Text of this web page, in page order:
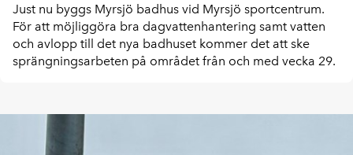
Just nu byggs Myrsjö badhus vid Myrsjö sportcentrum.
För att möjliggöra bra dagvattenhantering samt vatten
och avlopp till det nya badhuset kommer det att ske
sprängningsarbeten på området från och med vecka 29.